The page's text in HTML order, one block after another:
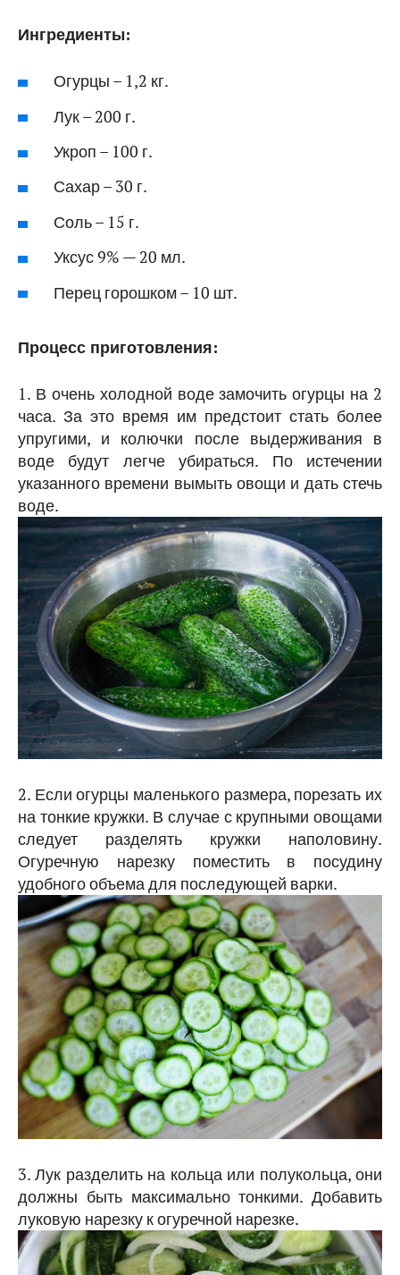
Ингредиенты:
Огурцы – 1,2 кг.
Лук – 200 г.
Укроп – 100 г.
Сахар – 30 г.
Соль – 15 г.
Уксус 9% — 20 мл.
Перец горошком – 10 шт.
Процесс приготовления:
1. В очень холодной воде замочить огурцы на 2
часа. За это время им предстоит стать более
упругими, и колючки после выдерживания в
воде будут легче убираться. По истечении
указанного времени вымыть овощи и дать стечь
воде.
2. Если огурцы маленького размера, порезать их
на тонкие кружки. В случае с крупными овощами
следует разделять кружки наполовину.
Огуречную нарезку поместить в посудину
удобного объема для последующей варки.
3. Лук разделить на кольца или полукольца, они
должны быть максимально тонкими. Добавить
луковую нарезку к огуречной нарезке.